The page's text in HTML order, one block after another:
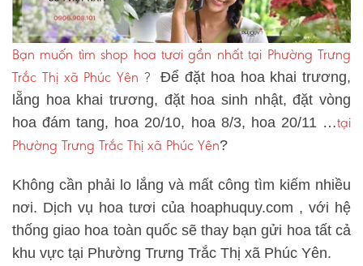
Bạn muốn tìm shop hoa tươi gần nhất tại Phường Trưng
Trắc Thị xã Phúc Yên ?Để đặt hoa hoa khai trương,
lẵng hoa khai trương, đặt hoa sinh nhật, đặt vòng
hoa đám tang, hoa 20/10, hoa 8/3, hoa 20/11 …tại
Phường Trưng Trắc Thị xã Phúc Yên?
Không cần phải lo lắng và mất công tìm kiếm nhiều
nơi. Dịch vụ hoa tươi của hoaphuquy.com , với hệ
thống giao hoa toàn quốc sẽ thay bạn gửi hoa tất cả
khu vực tại Phường Trưng Trắc Thị xã Phúc Yên.